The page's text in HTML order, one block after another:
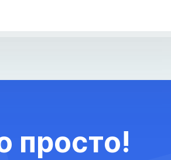
просто!